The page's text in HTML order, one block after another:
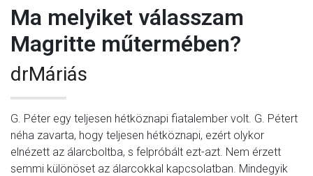
Ma melyiket válasszam
Magritte műtermében?
drMáriás
G. Péter egy teljesen hétköznapi fiatalember volt. G. Pétert
néha zavarta, hogy teljesen hétköznapi, ezért olykor
elnézett az álarcboltba, s felpróbált ezt-azt. Nem érzett
semmi különöset az álarcokkal kapcsolatban. Mindegyik